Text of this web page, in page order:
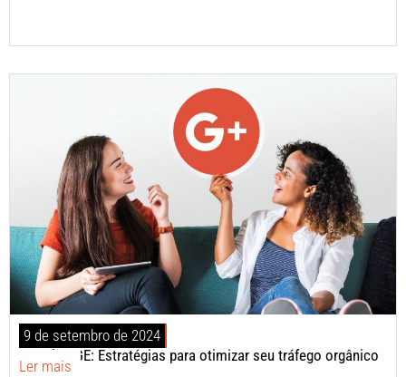
9 de setembro de 2024
Google SGE: Estratégias para otimizar seu tráfego orgânico
Ler mais